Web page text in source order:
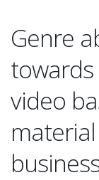
Genre
video